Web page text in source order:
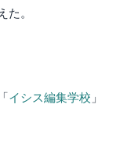
。
イシス編集学校 」